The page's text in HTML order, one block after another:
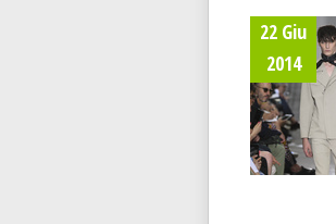
22 Giu
2014